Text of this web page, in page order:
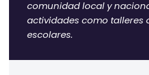
comunidad local y
actividades como talleres
escolares.